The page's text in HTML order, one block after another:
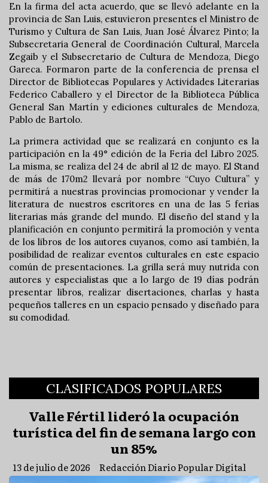
En la firma del acta acuerdo, que se llevó adelante en la
provincia de San Luis, estuvieron presentes el Ministro de
Turismo y Cultura de San Luis, Juan José Álvarez Pinto; la
Subsecretaria General de Coordinación Cultural, Marcela
Zegaib y el Subsecretario de Cultura de Mendoza, Diego
Gareca. Formaron parte de la conferencia de prensa el
Director de Bibliotecas Populares y Actividades Literarias
Federico Caballero y el Director de la Biblioteca Pública
General San Martín y ediciones culturales de Mendoza,
Pablo de Bartolo.
La primera actividad que se realizará en conjunto es la
participación en la 49° edición de la Feria del Libro 2025.
La misma, se realiza del 24 de abril al 12 de mayo. El Stand
de más de 170m2 llevará por nombre “Cuyo Cultura” y
permitirá a nuestras provincias promocionar y vender la
literatura de nuestros escritores en una de las 5 ferias
literarias más grande del mundo. El diseño del stand y la
planificación en conjunto permitirá la promoción y venta
de los libros de los autores cuyanos, como así también, la
posibilidad de realizar eventos culturales en este espacio
común de presentaciones. La grilla será muy nutrida con
autores y especialistas que a lo largo de 19 días podrán
presentar libros, realizar disertaciones, charlas y hasta
pequeños talleres en un espacio pensado y diseñado para
su comodidad.
CLASIFICADOS POPULARES
Valle Fértil lideró la ocupación
turística del fin de semana largo con
un 85%
Redacción Diario Popular Digital
13 de julio de 2026